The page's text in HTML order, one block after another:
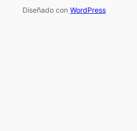
Diseñado con WordPress